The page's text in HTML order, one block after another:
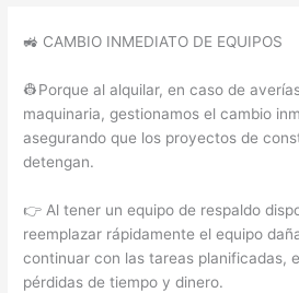
🚜 CAMBIO INMEDIATO DE EQUIPOS
👷Porque al alquilar, en caso de
maquinaria, gestionamos el cambio
asegurando que los proyectos de
detengan.
👉 Al tener un equipo de respaldo
reemplazar rápidamente el equipo
continuar con las tareas planificadas,
pérdidas de tiempo y dinero.